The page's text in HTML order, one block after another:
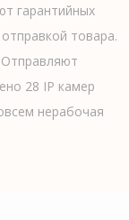
гарантийных
товара.
28 IP камер
нерабочая